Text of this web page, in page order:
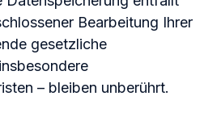
Bearbeitung Ihrer
gesetzliche
– bleiben unberührt.